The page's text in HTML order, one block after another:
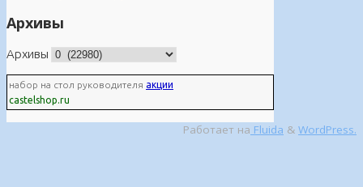
Архивы
Архивы
набор на стол руководителя акции
castelshop.ru
Работает на Fluida & WordPress.